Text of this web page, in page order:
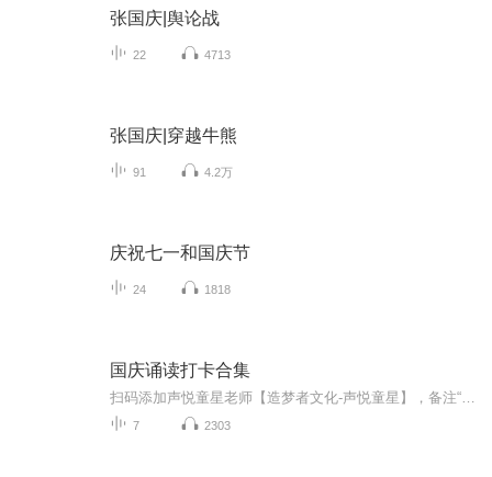
张国庆|舆论战
22 4713
张国庆|穿越牛熊
91 4.2万
庆祝七一和国庆节
24 1818
国庆诵读打卡合集
7 2303